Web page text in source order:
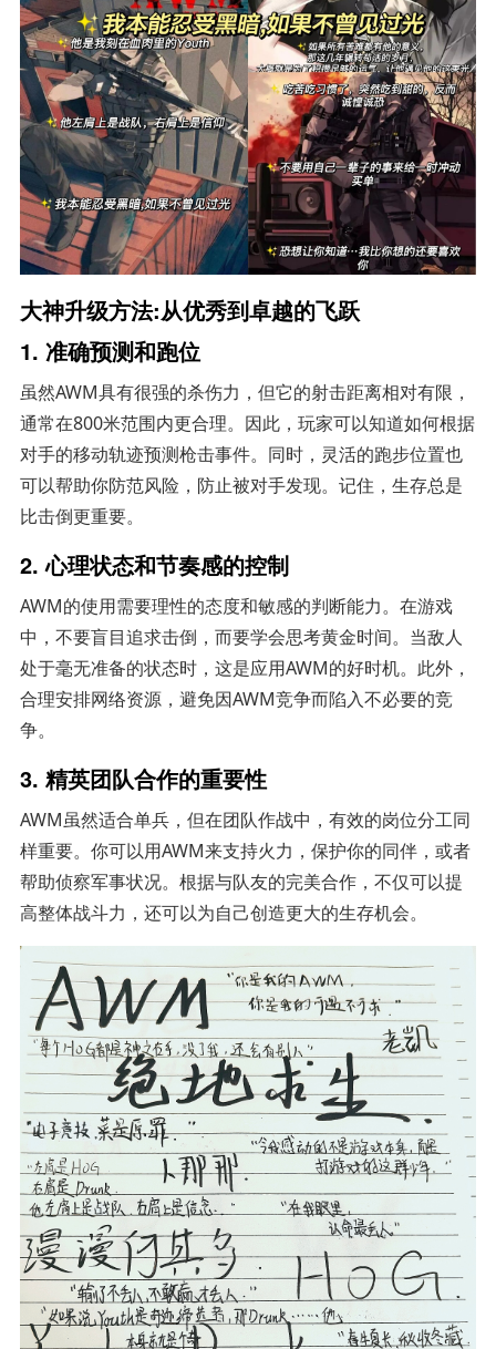
大神升级方法:从优秀到卓越的飞跃
1. 准确预测和跑位
虽然AWM具有很强的杀伤力，但它的射击距离相对有限，
通常在800米范围内更合理。因此，玩家可以知道如何根据
对手的移动轨迹预测枪击事件。同时，灵活的跑步位置也
可以帮助你防范风险，防止被对手发现。记住，生存总是
比击倒更重要。
2. 心理状态和节奏感的控制
AWM的使用需要理性的态度和敏感的判断能力。在游戏
中，不要盲目追求击倒，而要学会思考黄金时间。当敌人
处于毫无准备的状态时，这是应用AWM的好时机。此外，
合理安排网络资源，避免因AWM竞争而陷入不必要的竞
争。
3. 精英团队合作的重要性
AWM虽然适合单兵，但在团队作战中，有效的岗位分工同
样重要。你可以用AWM来支持火力，保护你的同伴，或者
帮助侦察军事状况。根据与队友的完美合作，不仅可以提
高整体战斗力，还可以为自己创造更大的生存机会。